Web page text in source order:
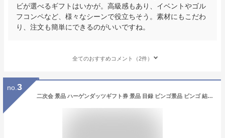
ビが選べるギフトはいかが。高級感もあり、イベントやゴル
フコンペなど、様々なシーンで役立ちそう。素材にもこだわ
り、注文も簡単にできるのがいいですね。
全てのおすすめコメント（2件）
no. 3
二次会 景品 ハーゲンダッツギフト券 景品 目録 ビンゴ景品 ビンゴ 結婚式 二次会 2次会 ゴルフ ゴルフコンペ ギフト オンライン飲み会対応！